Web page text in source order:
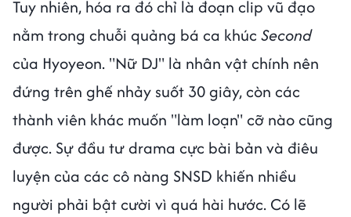
Tuy nhiên, hóa ra đó chỉ là đoạn clip vũ đạo
nằm trong chuỗi quảng bá ca khúc Second
của Hyoyeon. "Nữ DJ" là nhân vật chính nên
đứng trên ghế nhảy suốt 30 giây, còn các
thành viên khác muốn "làm loạn" cỡ nào cũng
được. Sự đầu tư drama cực bài bản và điêu
luyện của các cô nàng SNSD khiến nhiều
người phải bật cười vì quá hài hước. Có lẽ